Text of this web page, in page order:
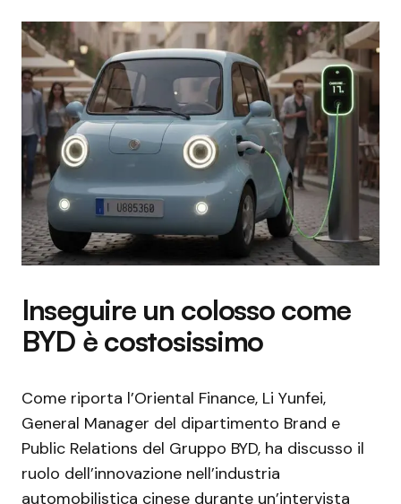
Inseguire un colosso come
BYD è costosissimo
Come riporta l’Oriental Finance, Li Yunfei,
General Manager del dipartimento Brand e
Public Relations del Gruppo BYD, ha discusso il
ruolo dell’innovazione nell’industria
automobilistica cinese durante un’intervista